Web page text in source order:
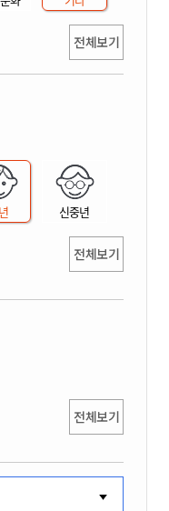
전체보기
신중년
전체보기
전체보기